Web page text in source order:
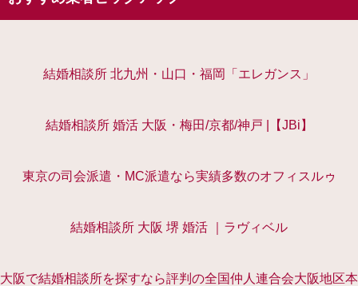
結婚相談所 北九州・山口・福岡「エレガンス」
結婚相談所 婚活 大阪・梅田/京都/神戸 |【JBi】
東京の司会派遣・MC派遣なら実績多数のオフィスルゥ
結婚相談所 大阪 堺 婚活 ｜ラヴィベル
大阪で結婚相談所を探すなら評判の全国仲人連合会大阪地区本